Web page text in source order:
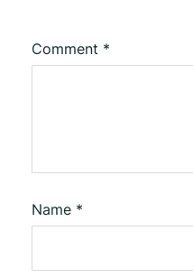
Comment *
Name *